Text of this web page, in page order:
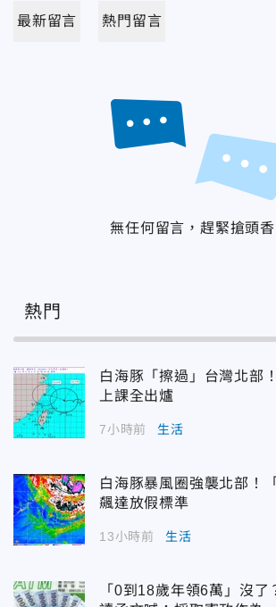
最新留言 熱門留言
無任何留言，趕緊搶頭香
熱門
白海豚「擦過」台灣北部
上課全出爐
7小時前 生活
白海豚暴風圈強襲北部！
飆達放假標準
13小時前 生活
「0到18歲年領6萬」沒了